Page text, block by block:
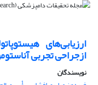
ارزیابی‌های
ازجراحی تجربی
نویسندگان